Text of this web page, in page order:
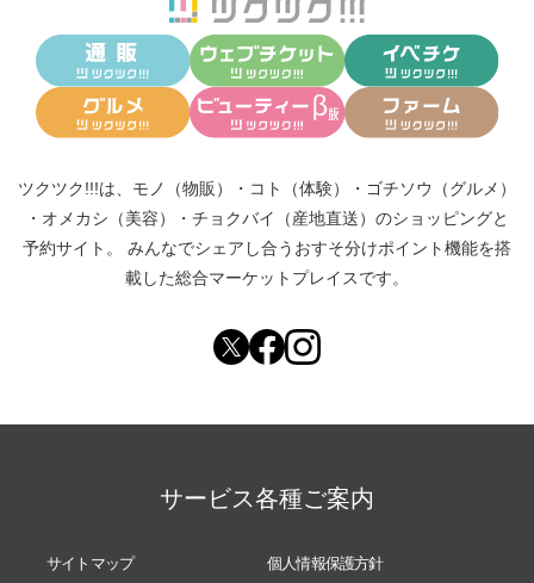
ツクツク!!!は、 モノ（物販） ・ コト（体験） ・ ゴチソウ（グルメ）
・ オメカシ（美容） ・ チョクバイ（産地直送） のショッピングと
予約サイト。
みんなでシェアし合う おすそ分けポイント機能を搭
載した総合マーケットプレイスです。
サービス各種ご案内
サイトマップ 個人情報保護方針